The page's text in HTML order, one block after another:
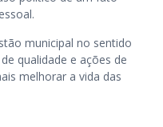
municipal no sentido
qualidade e ações de
melhorar a vida das